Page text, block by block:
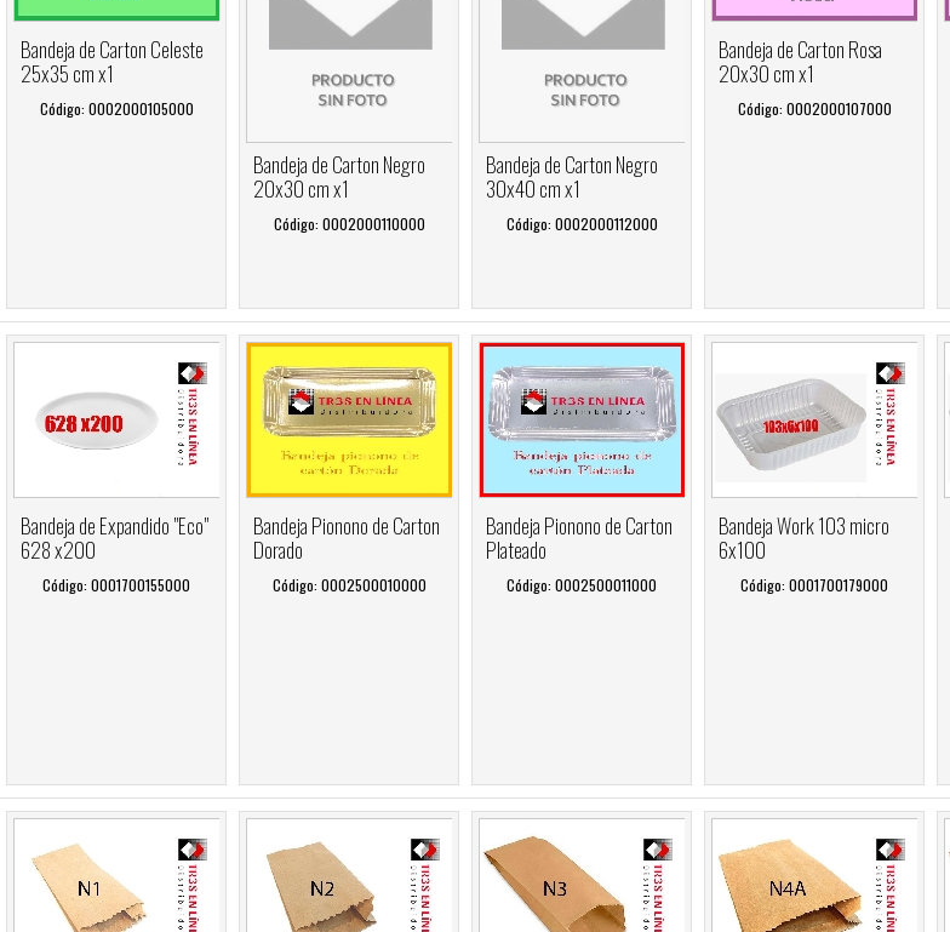
Bandeja de Carton Celeste
25x35 cm x1
Código: 0002000105000
Bandeja de Carton Negro
20x30 cm x1
Código: 0002000110000
Bandeja de Carton Negro
30x40 cm x1
Código: 0002000112000
Bandeja de Carton Rosa
20x30 cm x1
Código: 0002000107000
Bandeja de Expandido "Eco"
628 x200
Código: 0001700155000
Bandeja Pionono de Carton
Dorado
Código: 0002500010000
Bandeja Pionono de Carton
Plateado
Código: 0002500011000
Bandeja Work 103 micro
6x100
Código: 0001700179000